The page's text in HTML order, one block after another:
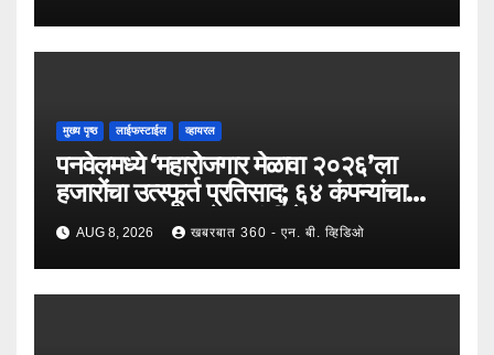
मुख्य पृष्ठ लाईफस्टाईल व्हायरल
पनवेलमध्ये ‘महारोजगार मेळावा २०२६’ला
हजारोंचा उत्स्फूर्त प्रतिसाद; ६४ कंपन्यांचा
सहभाग; २५०२ उमेदवारांनी घेतला लाभ !
AUG 8, 2026 खबरबात 360 - एन. बी. व्हिडिओ